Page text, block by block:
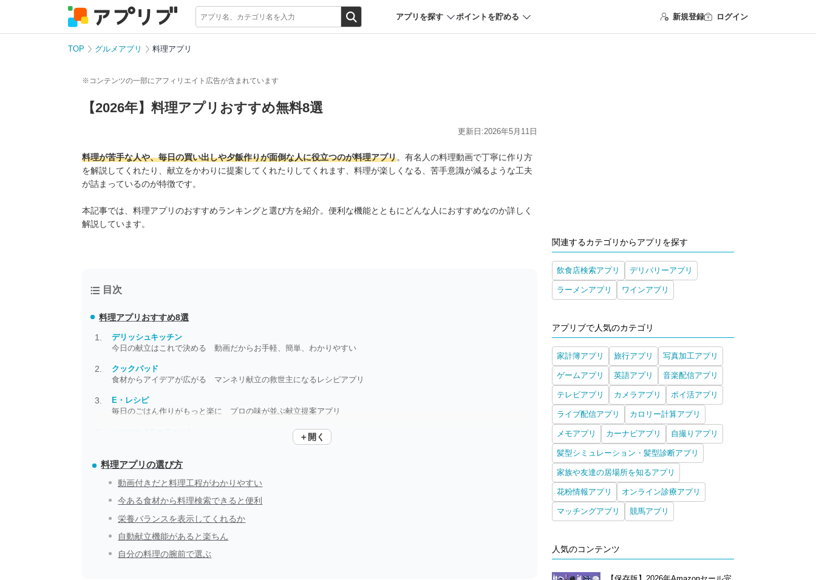
アプリを探す ポイントを貯める 新規登録 ログイン
TOP グルメアプリ 料理アプリ
※コンテンツの一部にアフィリエイト広告が含まれています
【2026年】料理アプリおすすめ無料8選
更新日:2026年5月11日
料理が苦手な人や、毎日の買い出しや夕飯作りが面倒な人に役立つのが料理アプリ。有名人の料理動画で丁寧に作り方
を解説してくれたり、献立をかわりに提案してくれたりしてくれます、料理が楽しくなる、苦手意識が減るような工夫
が詰まっているのが特徴です。
本記事では、料理アプリのおすすめランキングと選び方を紹介。便利な機能とともにどんな人におすすめなのか詳しく
解説しています。
目次
料理アプリ おすすめ8選
デリッシュキッチン
今日の献立はこれで決める 動画だからお手軽、簡単、わかりやすい
クックパッド
食材からアイデアが広がる マンネリ献立の救世主になるレシピアプリ
E・レシピ
毎日のごはん作りがもっと楽に プロの味が並ぶ献立提案アプリ
毎日の献立を考えるのが大変な人へ、アプリが少しの休息をプレゼント
＋開く
料理アプリの選び方
動画付きだと料理工程がわかりやすい
今ある食材から料理検索できると便利
栄養バランスを表示してくれるか
自動献立機能があると楽ちん
自分の料理の腕前で選ぶ
関連するカテゴリからアプリを探す
飲食店検索アプリ デリバリーアプリ
ラーメンアプリ ワインアプリ
アプリブで人気のカテゴリ
家計簿アプリ 旅行アプリ 写真加工アプリ
ゲームアプリ 英語アプリ 音楽配信アプリ
テレビアプリ カメラアプリ ポイ活アプリ
ライブ配信アプリ カロリー計算アプリ
メモアプリ カーナビアプリ 自撮りアプリ
髪型シミュレーション・髪型診断アプリ
家族や友達の居場所を知るアプリ
花粉情報アプリ オンライン診療アプリ
マッチングアプリ 競馬アプリ
人気のコンテンツ